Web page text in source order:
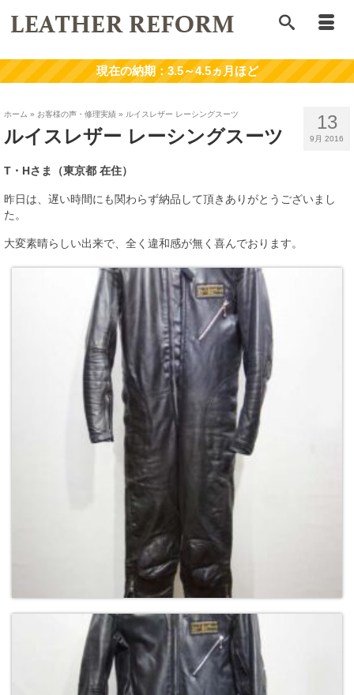
13
9月 2016
ホーム » お客様の声・修理実績 » ルイスレザー レーシングスーツ
ルイスレザー レーシングスーツ
T・Hさま（東京都 在住）
昨日は、遅い時間にも関わらず納品して頂きありがとうございまし
た。
大変素晴らしい出来で、全く違和感が無く喜んでおります。